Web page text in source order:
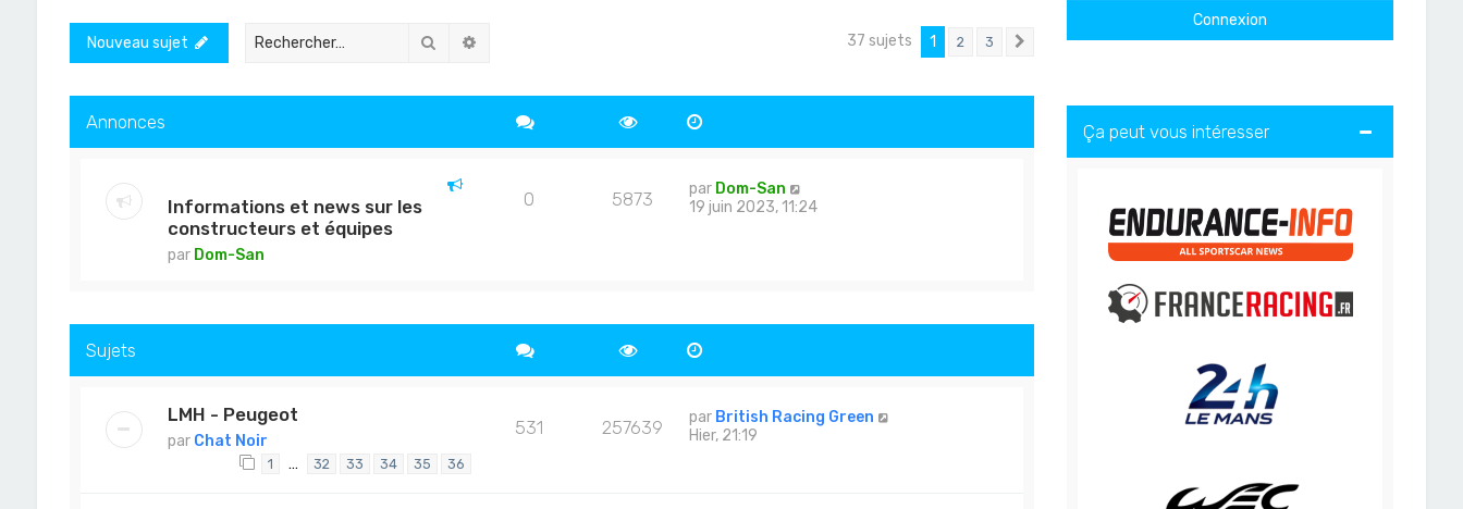
r
e
m
e
Nouveau sujet Rechercher 37 sujets 1 2 3 Suivant
Annonces
Informations et news sur les
constructeurs et équipes
par Dom-San
0 5873 par Dom-San
19 juin 2023, 11:24
Sujets
LMH - Peugeot
par Chat Noir
1 … 32 33 34 35 36
531 257639 par British Racing Green
Hier, 21:19
Ça peut vous intéresser